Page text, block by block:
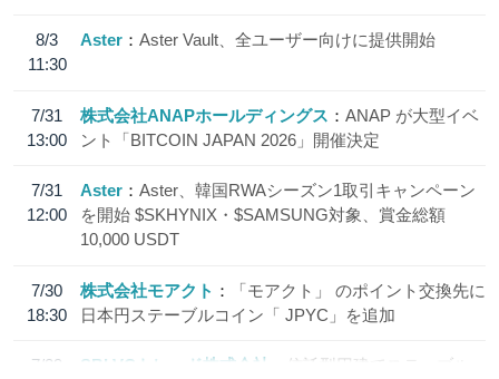
8/3
11:30
Aster Aster Vault、全ユーザー向けに提供開始
7/31
13:00
株式会社ANAPホールディングス
ANAP が大型イベ
ント「BITCOIN JAPAN 2026」開催決定
7/31
12:00
Aster
Aster、韓国RWAシーズン1取引キャンペーン
を開始 $SKHYNIX・$SAMSUNG対象、賞金総額
10,000 USDT
7/30
18:30
株式会社モアクト
「モアクト」 のポイント交換先に
日本円ステーブルコイン「 JPYC」を追加
7/29
SBI VCトレード株式会社
信託型円建てステーブル